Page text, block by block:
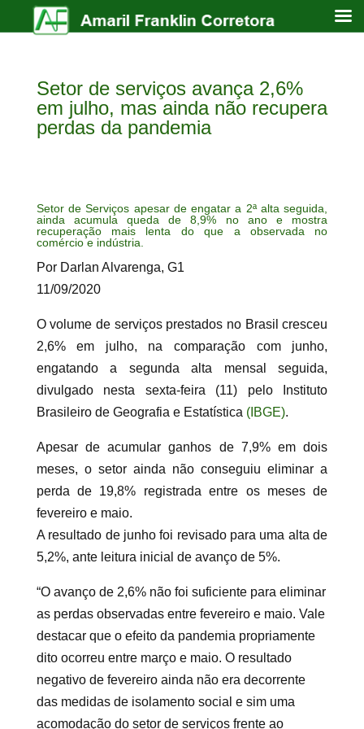
Setor de serviços avança 2,6%
em julho, mas ainda não recupera
perdas da pandemia
Setor de Serviços apesar de engatar a 2ª alta seguida,
ainda acumula queda de 8,9% no ano e mostra
recuperação mais lenta do que a observada no
comércio e indústria.
Por Darlan Alvarenga, G1
11/09/2020
O volume de serviços prestados no Brasil cresceu
2,6% em julho, na comparação com junho,
engatando a segunda alta mensal seguida,
divulgado nesta sexta-feira (11) pelo Instituto
Brasileiro de Geografia e Estatística (IBGE).
Apesar de acumular ganhos de 7,9% em dois
meses, o setor ainda não conseguiu eliminar a
perda de 19,8% registrada entre os meses de
fevereiro e maio.
A resultado de junho foi revisado para uma alta de
5,2%, ante leitura inicial de avanço de 5%.
“O avanço de 2,6% não foi suficiente para eliminar
as perdas observadas entre fevereiro e maio. Vale
destacar que o efeito da pandemia propriamente
dito ocorreu entre março e maio. O resultado
negativo de fevereiro ainda não era decorrente
das medidas de isolamento social e sim uma
acomodação do setor de serviços frente ao